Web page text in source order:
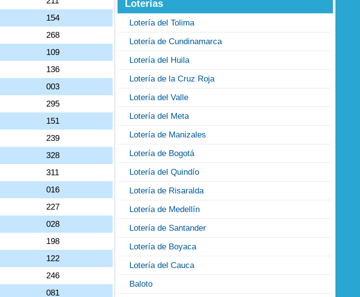
154
268
109
136
003
295
151
239
328
311
016
227
028
198
122
246
081
Loterías
Lotería del Tolima
Lotería de Cundinamarca
Lotería del Huila
Lotería de la Cruz Roja
Lotería del Valle
Lotería del Meta
Lotería de Manizales
Lotería de Bogotá
Lotería del Quindío
Lotería de Risaralda
Lotería de Medellín
Lotería de Santander
Lotería de Boyaca
Lotería del Cauca
Baloto